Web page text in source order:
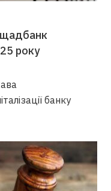
року
банку